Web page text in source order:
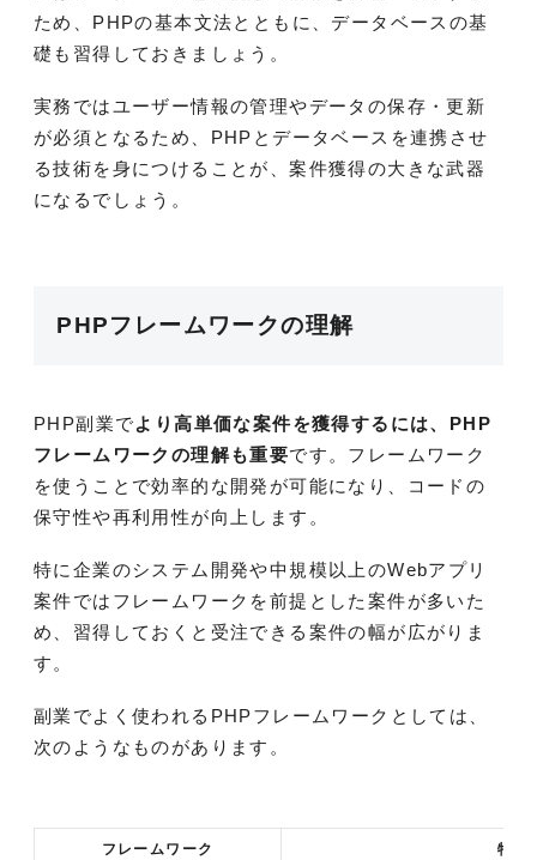
ため、PHPの基本文法とともに、データベースの基
礎も習得しておきましょう。
実務ではユーザー情報の管理やデータの保存・更新
が必須となるため、PHPとデータベースを連携させ
る技術を身につけることが、案件獲得の大きな武器
になるでしょう。
PHPフレームワークの理解
PHP副業でより高単価な案件を獲得するには、PHP
フレームワークの理解も重要です。フレームワーク
を使うことで効率的な開発が可能になり、コードの
保守性や再利用性が向上します。
特に企業のシステム開発や中規模以上のWebアプリ
案件ではフレームワークを前提とした案件が多いた
め、習得しておくと受注できる案件の幅が広がりま
す。
副業でよく使われるPHPフレームワークとしては、
次のようなものがあります。
フレームワーク 特徴